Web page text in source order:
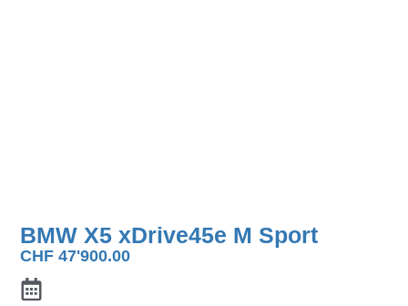
BMW X5 xDrive45e M Sport
CHF 47'900.00